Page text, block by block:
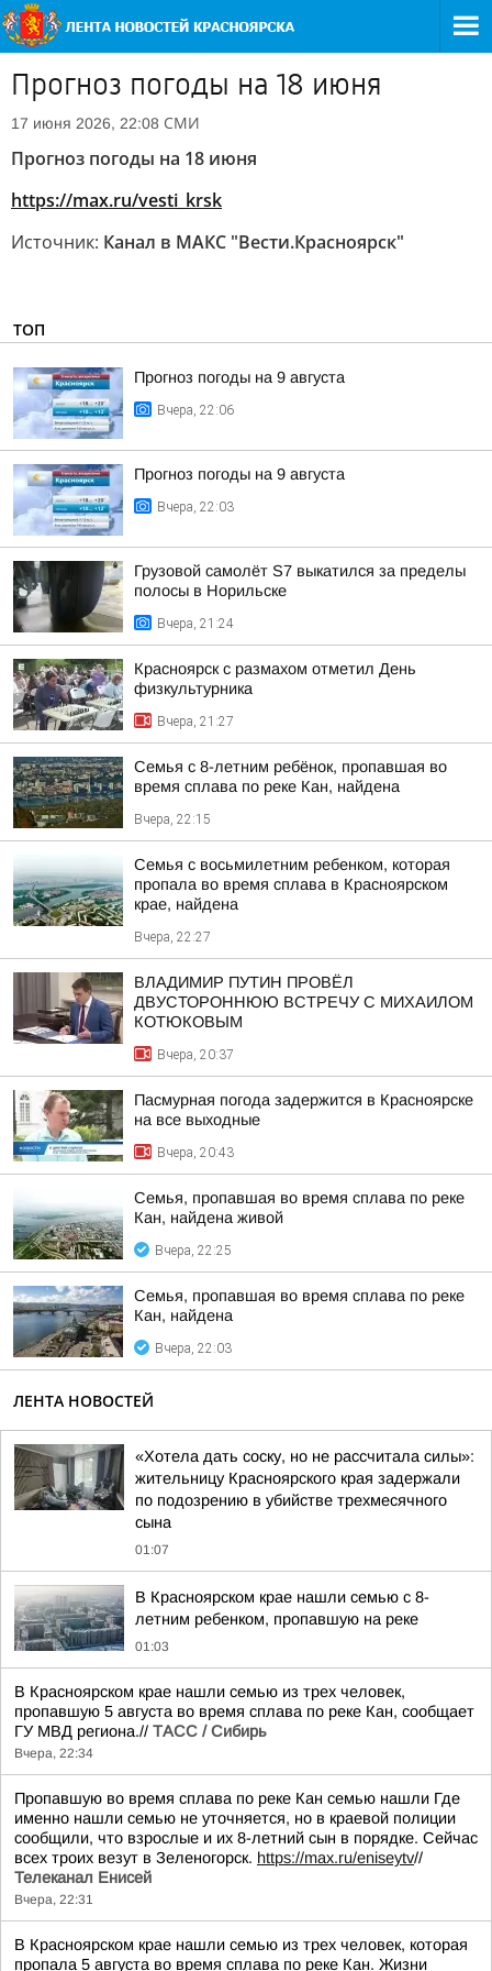
Прогноз погоды на 18 июня
17 июня 2026, 22:08 СМИ
Прогноз погоды на 18 июня
https://max.ru/vesti_krsk
Источник: Канал в МАКС "Вести.Красноярск"
ТОП
Прогноз погоды на 9 августа
Вчера, 22:06
Прогноз погоды на 9 августа
Вчера, 22:03
Грузовой самолёт S7 выкатился за пределы
полосы в Норильске
Вчера, 21:24
Красноярск с размахом отметил День
физкультурника
Вчера, 21:27
Семья с 8-летним ребёнок, пропавшая во
время сплава по реке Кан, найдена
Вчера, 22:15
Семья с восьмилетним ребенком, которая
пропала во время сплава в Красноярском
крае, найдена
Вчера, 22:27
ВЛАДИМИР ПУТИН ПРОВЁЛ
ДВУСТОРОННЮЮ ВСТРЕЧУ С МИХАИЛОМ
КОТЮКОВЫМ
Вчера, 20:37
Пасмурная погода задержится в Красноярске
на все выходные
Вчера, 20:43
Семья, пропавшая во время сплава по реке
Кан, найдена живой
Вчера, 22:25
Семья, пропавшая во время сплава по реке
Кан, найдена
Вчера, 22:03
ЛЕНТА НОВОСТЕЙ
«Хотела дать соску, но не рассчитала силы»:
жительницу Красноярского края задержали
по подозрению в убийстве трехмесячного
сына
01:07
В Красноярском крае нашли семью с 8-
летним ребенком, пропавшую на реке
01:03
В Красноярском крае нашли семью из трех человек,
пропавшую 5 августа во время сплава по реке Кан, сообщает
ГУ МВД региона.// ТАСС / Сибирь
Вчера, 22:34
Пропавшую во время сплава по реке Кан семью нашли Где
именно нашли семью не уточняется, но в краевой полиции
сообщили, что взрослые и их 8-летний сын в порядке. Сейчас
всех троих везут в Зеленогорск. https://max.ru/eniseytv//
Телеканал Енисей
Вчера, 22:31
В Красноярском крае нашли семью из трех человек, которая
пропала 5 августа во время сплава по реке Кан. Жизни